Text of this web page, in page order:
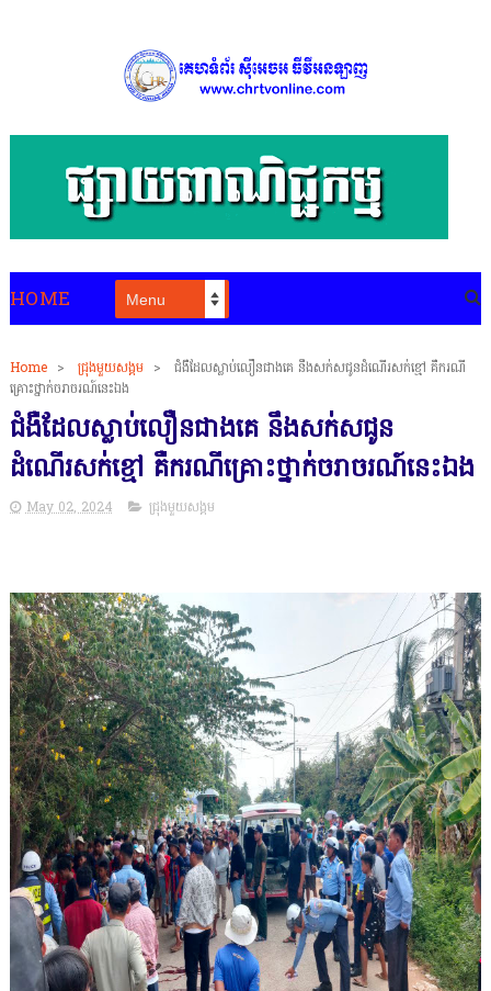
HOME
Home > ជ្រុងមួយសង្គម >
ជំងឺដែលស្លាប់លឿនជាងគេ នឹងសក់សជូនដំណើរសក់ខ្មៅ គឺករណី
គ្រោះថ្នាក់ចរាចរណ៍នេះឯង
ជំងឺដែលស្លាប់លឿនជាងគេ នឹងសក់សជូន
ដំណើរសក់ខ្មៅ គឺករណីគ្រោះថ្នាក់ចរាចរណ៍នេះឯង
May 02, 2024 ជ្រុងមួយសង្គម